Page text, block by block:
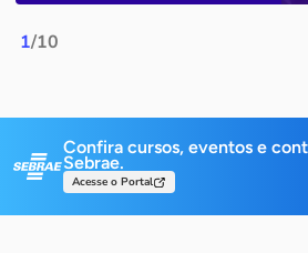
1/10
Confira cursos, eventos e
Sebrae.
Acesse o Portal